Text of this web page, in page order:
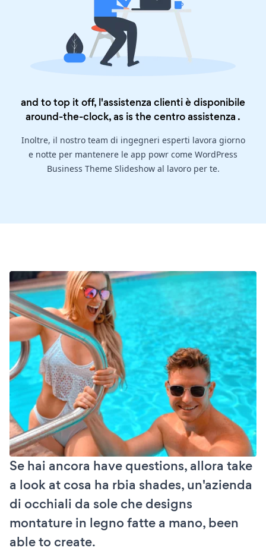
and to top it off, l'assistenza clienti è disponibile
around-the-clock, as is thecentro assistenza .
Inoltre, il nostro team di ingegneri esperti lavora giorno
e notte per mantenere le app powr come WordPress
Business Theme Slideshow al lavoro per te.
Se hai ancora have questions, allora take
a look at cosa ha rbia shades, un'azienda
di occhiali da sole che designs
montature in legno fatte a mano, been
able to create.